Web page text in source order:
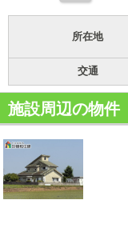
所在地
交通
施設周辺の物件